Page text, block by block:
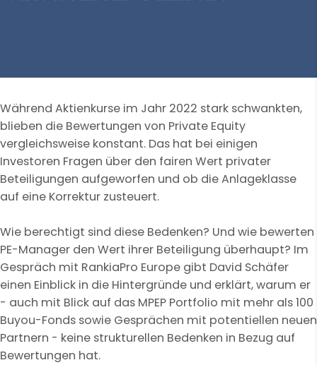
Während Aktienkurse im Jahr 2022 stark schwankten,
blieben die Bewertungen von Private Equity
vergleichsweise konstant. Das hat bei einigen
Investoren Fragen über den fairen Wert privater
Beteiligungen aufgeworfen und ob die Anlageklasse
auf eine Korrektur zusteuert.
Wie berechtigt sind diese Bedenken? Und wie bewerten
PE-Manager den Wert ihrer Beteiligung überhaupt? Im
Gespräch mit RankiaPro Europe gibt David Schäfer
einen Einblick in die Hintergründe und erklärt, warum er
- auch mit Blick auf das MPEP Portfolio mit mehr als 100
Buyou-Fonds sowie Gesprächen mit potentiellen neuen
Partnern - keine strukturellen Bedenken in Bezug auf
Bewertungen hat.